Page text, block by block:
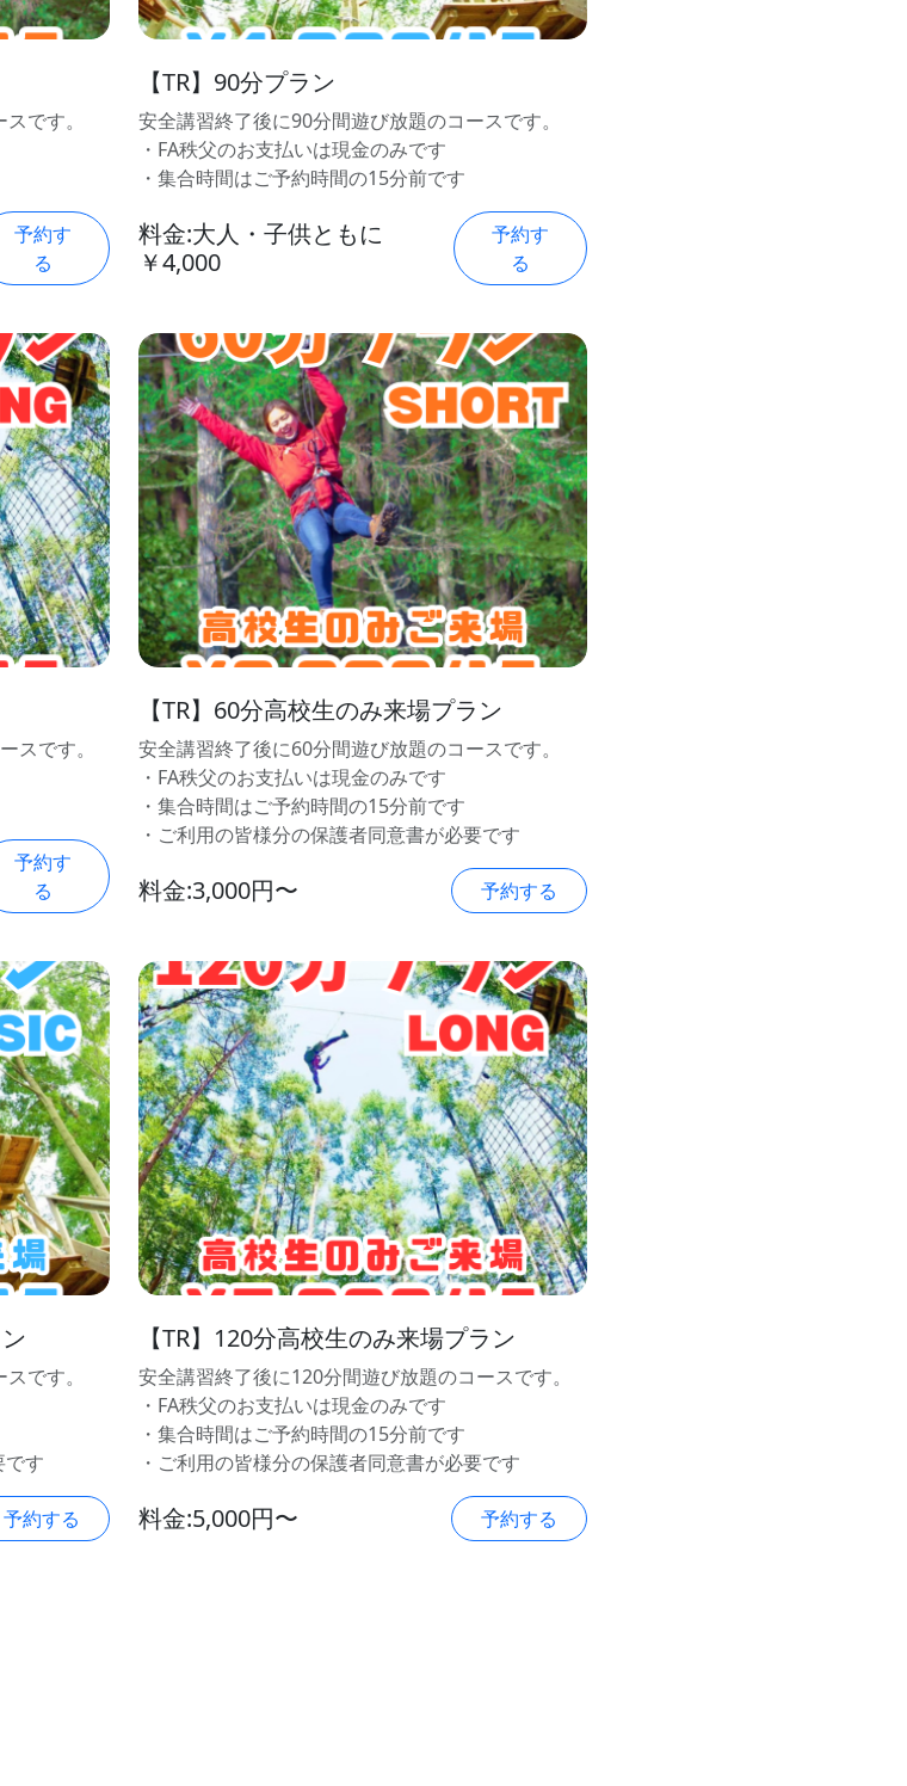
です。
予約す
る
【TR】90分プラン
安全講習終了後に90分間遊び放題のコースです。
・FA秩父のお支払いは現金のみです
・集合時間はご予約時間の15分前です
料金:大人・子供ともに
￥4,000
予約す
る
スです。
予約す
る
【TR】60分高校生のみ来場プラン
安全講習終了後に60分間遊び放題のコースです。
・FA秩父のお支払いは現金のみです
・集合時間はご予約時間の15分前です
・ご利用の皆様分の保護者同意書が必要です
料金:3,000円〜 予約する
です。
です
予約する
【TR】120分高校生のみ来場プラン
安全講習終了後に120分間遊び放題のコースです。
・FA秩父のお支払いは現金のみです
・集合時間はご予約時間の15分前です
・ご利用の皆様分の保護者同意書が必要です
料金:5,000円〜 予約する